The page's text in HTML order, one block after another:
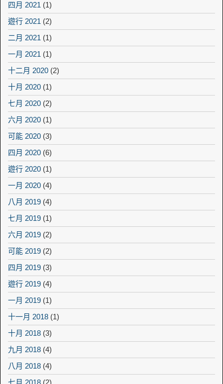
四月 2021 (1)
遊行 2021 (2)
二月 2021 (1)
一月 2021 (1)
十二月 2020 (2)
十月 2020 (1)
七月 2020 (2)
六月 2020 (1)
可能 2020 (3)
四月 2020 (6)
遊行 2020 (1)
一月 2020 (4)
八月 2019 (4)
七月 2019 (1)
六月 2019 (2)
可能 2019 (2)
四月 2019 (3)
遊行 2019 (4)
一月 2019 (1)
十一月 2018 (1)
十月 2018 (3)
九月 2018 (4)
八月 2018 (4)